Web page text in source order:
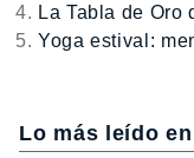
La Tabla de Oro
Yoga estival:
Lo más leído